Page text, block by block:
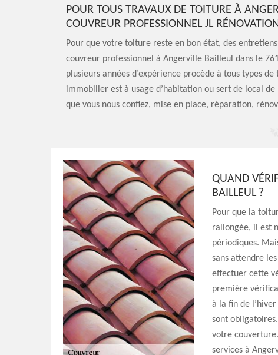
POUR TOUS TRAVAUX DE TOITURE À
COUVREUR PROFESSIONNEL JL
Pour que votre toiture reste en bon état, des
couvreur professionnel à Angerville Bailleul dans le
plusieurs années d’expérience procède à tous types
immobilier est à usage d’habitation ou sert de local
que vous nous confiez, mise en place, réparation,
QUAND
BAILLEUL ?
Pour que la
rallongée, il est
périodiques.
sans attendre
effectuer cette
première
à la fin de
sont
votre
services à